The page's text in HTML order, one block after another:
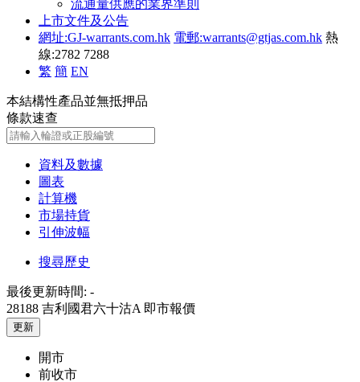
流通量供應的業界準則
上市文件及公告
網址:GJ-warrants.com.hk 電郵:warrants@gtjas.com.hk 熱
線:2782 7288
繁 簡 EN
本結構性產品並無抵押品
條款速查
資料及數據
圖表
計算機
市場持貨
引伸波幅
搜尋歷史
最後更新時間: -
28188 吉利國君六十沽A 即市報價
更新
開市
前收市